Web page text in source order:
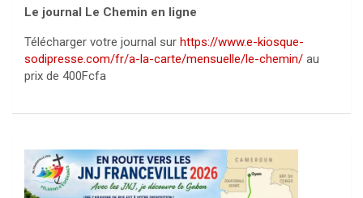
Le journal Le Chemin en ligne
Télécharger votre journal sur https://www.e-kiosque-
sodipresse.com/fr/a-la-carte/mensuelle/le-chemin/ au
prix de 400Fcfa